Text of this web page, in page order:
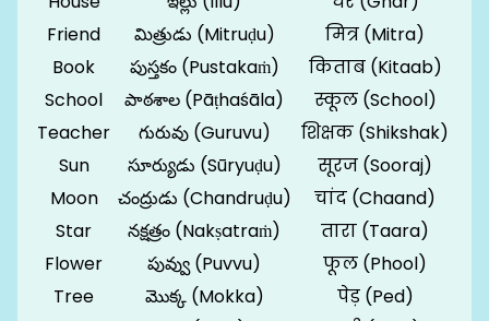
Friend
మిత్రుడు (Mitruḍu)
मित्र (Mitra)
Book
పుస్తకం (Pustakaṁ)
किताब (Kitaab)
School
పాఠశాల (Pāṭhaśāla)
स्कूल (School)
Teacher
గురువు (Guruvu)
शिक्षक (Shikshak)
Sun
సూర్యుడు (Sūryuḍu)
सूरज (Sooraj)
Moon
చంద్రుడు (Chandruḍu)
चांद (Chaand)
Star
నక్షత్రం (Nakṣatraṁ)
तारा (Taara)
Flower
పువ్వు (Puvvu)
फूल (Phool)
Tree
మొక్క (Mokka)
पेड़ (Ped)